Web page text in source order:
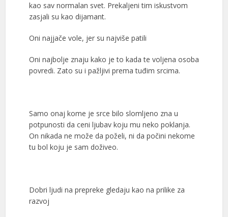
kao sav normalan svet. Prekaljeni tim iskustvom
zasjali su kao dijamant.
Oni najjače vole, jer su najviše patili
Oni najbolje znaju kako je to kada te voljena osoba
povredi. Zato su i pažljivi prema tuđim srcima.
Samo onaj kome je srce bilo slomljeno zna u
potpunosti da ceni ljubav koju mu neko poklanja.
On nikada ne može da poželi, ni da počini nekome
tu bol koju je sam doživeo.
Dobri ljudi na prepreke gledaju kao na prilike za
razvoj